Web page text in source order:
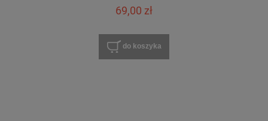
69,00 zł
do koszyka